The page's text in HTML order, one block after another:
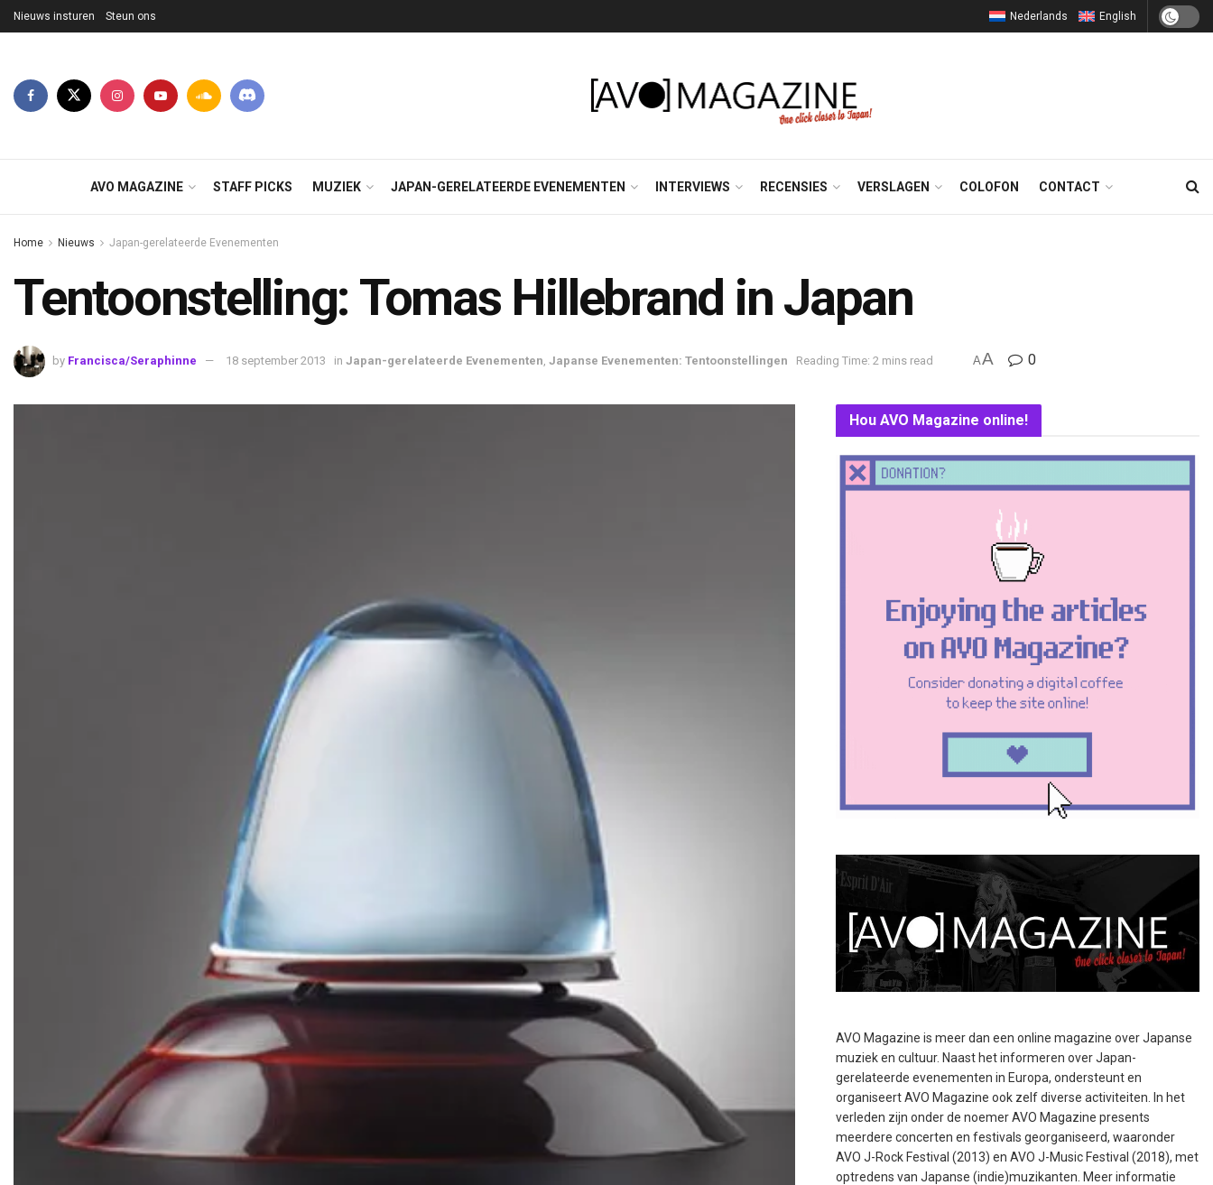
Nieuws insturen Steun ons Nederlands English
AVO MAGAZINE STAFF PICKS MUZIEK JAPAN-GERELATEERDE EVENEMENTEN INTERVIEWS RECENSIES VERSLAGEN COLOFON CONTACT
Home Nieuws Japan-gerelateerde Evenementen
Tentoonstelling: Tomas Hillebrand in Japan
by Francisca/Seraphinne 18 september 2013 in Japan-gerelateerde Evenementen, Japanse Evenementen: Tentoonstellingen Reading Time: 2 mins read AA 0
Hou AVO Magazine online!
AVO Magazine is meer dan een online magazine over Japanse
muziek en cultuur. Naast het informeren over Japan-
gerelateerde evenementen in Europa, ondersteunt en
organiseert AVO Magazine ook zelf diverse activiteiten. In het
verleden zijn onder de noemer AVO Magazine presents
meerdere concerten en festivals georganiseerd, waaronder
AVO J-Rock Festival (2013) en AVO J-Music Festival (2018), met
optredens van Japanse (indie)muzikanten. Meer informatie